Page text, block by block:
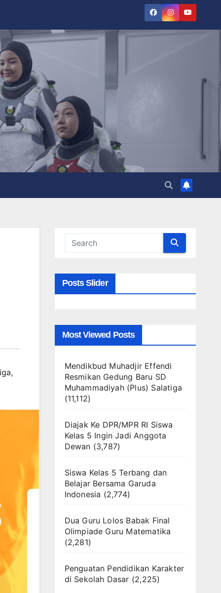
,
Posts Slider
Most Viewed Posts
Mendikbud Muhadjir Effendi
Resmikan Gedung Baru SD
Muhammadiyah (Plus) Salatiga
(11,112)
Diajak Ke DPR/MPR RI Siswa
Kelas 5 Ingin Jadi Anggota
Dewan (3,787)
Siswa Kelas 5 Terbang dan
Belajar Bersama Garuda
Indonesia (2,774)
Dua Guru Lolos Babak Final
Olimpiade Guru Matematika
(2,281)
Penguatan Pendidikan Karakter
di Sekolah Dasar (2,225)